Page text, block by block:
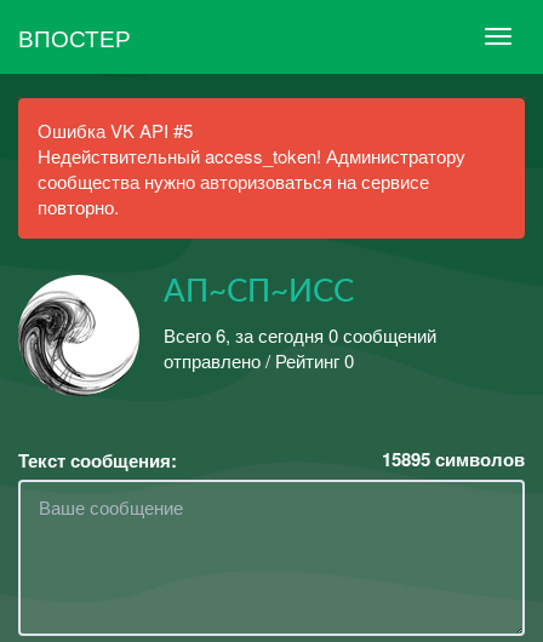
ВПОСТЕР
Ошибка VK API #5
Недействительный access_token! Администратору
сообщества нужно авторизоваться на сервисе
повторно.
АП~СП~ИСС
Всего 6, за сегодня 0 сообщений
отправлено / Рейтинг 0
Текст сообщения: 15895символов